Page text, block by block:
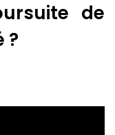
de
?